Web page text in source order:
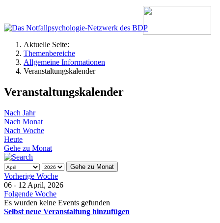
Aktuelle Seite:
Themenbereiche
Allgemeine Informationen
Veranstaltungskalender
Veranstaltungskalender
Nach Jahr
Nach Monat
Nach Woche
Heute
Gehe zu Monat
Gehe zu Monat
Vorherige Woche
06 - 12 April, 2026
Folgende Woche
Es wurden keine Events gefunden
Selbst neue Veranstaltung hinzufügen